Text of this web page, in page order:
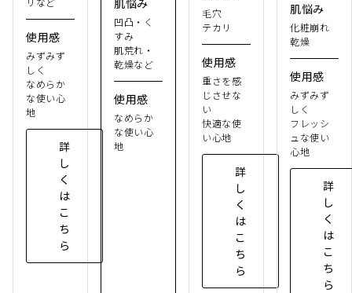
使用感
みずみず
しく
なめらか
な使い心
地
詳
し
く
は
こ
ち
ら
凹凸・く
すみ
肌荒れ・
乾燥など
使用感
なめらか
な使い心
地
毛穴
テカリ
使用感
重さを感
じさせな
い
快適な使
い心地
詳
し
く
は
こ
ち
ら
肌悩み
化粧崩れ
乾燥
使用感
みずみず
しく
フレッシ
ュな使い
心地
詳
し
く
は
こ
ち
ら